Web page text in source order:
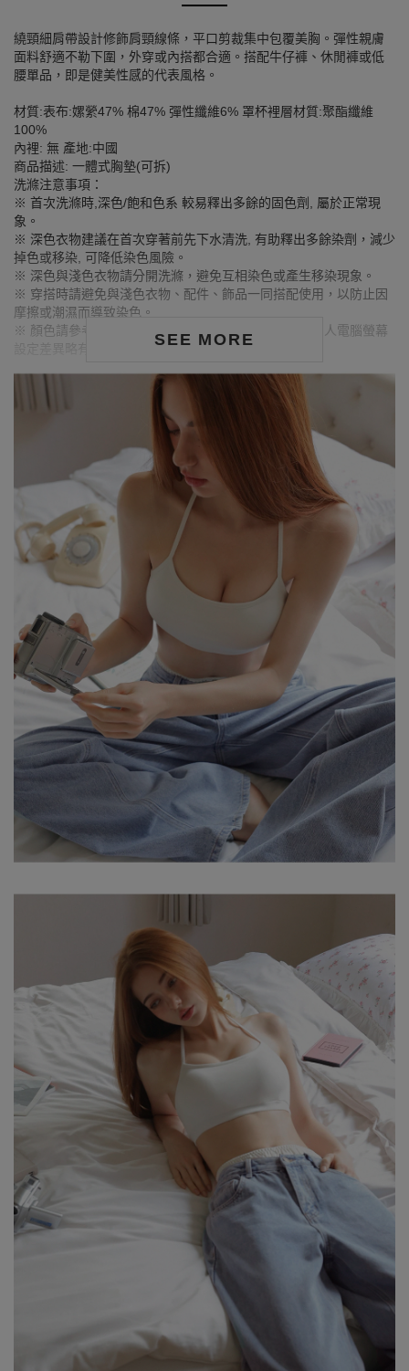
SEE MORE
繞頸細肩帶設計修飾肩頸線條，平口剪裁集中包覆美胸。彈性親膚
面料舒適不勒下圍，外穿或內搭都合適。搭配牛仔褲、休閒褲或低
腰單品，即是健美性感的代表風格。
材質:表布:嫘縈47% 棉47% 彈性纖維6% 罩杯裡層材質:聚酯纖維
100%
內裡: 無 產地:中國
商品描述: 一體式胸墊(可拆)
洗滌注意事項：
※ 首次洗滌時,深色/飽和色系 較易釋出多餘的固色劑, 屬於正常現
象。
※ 深色衣物建議在首次穿著前先下水清洗, 有助釋出多餘染劑，減少
掉色或移染, 可降低染色風險。
※ 深色與淺色衣物請分開洗滌，避免互相染色或產生移染現象。
※ 穿搭時請避免與淺色衣物、配件、飾品一同搭配使用，以防止因
摩擦或潮濕而導致染色。
※ 顏色請參考單品圖片較為接近，但因圖檔顏色會因個人電腦螢幕
設定差異略有不同，請以實際商品顏色為準。
身高175cm／胸圍Bust：82cm
腰圍Waist：57cm／臀圍hips：88cm
試穿報告：模特兒穿著S號